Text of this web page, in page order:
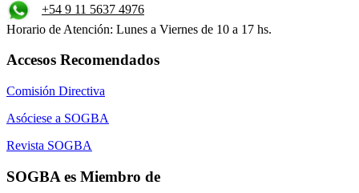
+54 9 11 5637 4976
Horario de Atención: Lunes a Viernes de 10 a 17 hs.
Accesos Recomendados
Comisión Directiva
Asóciese a SOGBA
Revista SOGBA
SOGBA es Miembro de